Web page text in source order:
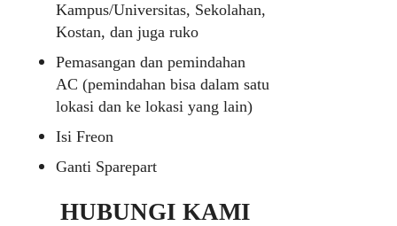
Kampus/Universitas, Sekolahan,
Kostan, dan juga ruko
Pemasangan dan pemindahan
AC (pemindahan bisa dalam satu
lokasi dan ke lokasi yang lain)
Isi Freon
Ganti Sparepart
HUBUNGI KAMI